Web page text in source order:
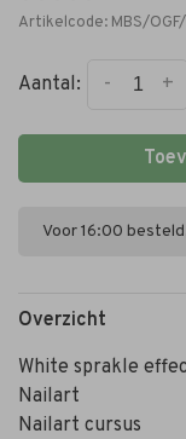
Artikelcode: MBS/
Aantal: +
-
Voor 16:00
Overzicht
White sprakle
Nailart
Nailart cursus